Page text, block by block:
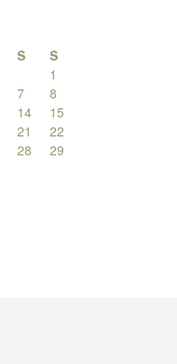
S
S
1
7
8
14
15
21
22
28
29